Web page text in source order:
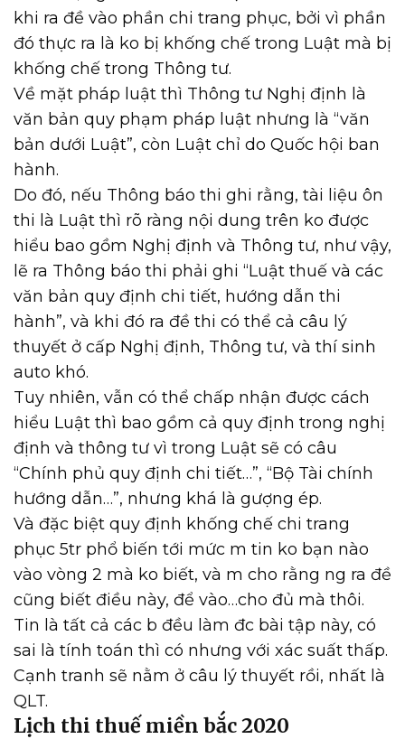
khi ra đề vào phần chi trang phục, bởi vì phần
đó thực ra là ko bị khống chế trong Luật mà bị
khống chế trong Thông tư.
Về mặt pháp luật thì Thông tư Nghị định là
văn bản quy phạm pháp luật nhưng là “văn
bản dưới Luật”, còn Luật chỉ do Quốc hội ban
hành.
Do đó, nếu Thông báo thi ghi rằng, tài liệu ôn
thi là Luật thì rõ ràng nội dung trên ko được
hiểu bao gồm Nghị định và Thông tư, như vậy,
lẽ ra Thông báo thi phải ghi “Luật thuế và các
văn bản quy định chi tiết, hướng dẫn thi
hành”, và khi đó ra đề thi có thể cả câu lý
thuyết ở cấp Nghị định, Thông tư, và thí sinh
auto khó.
Tuy nhiên, vẫn có thể chấp nhận được cách
hiểu Luật thì bao gồm cả quy định trong nghị
định và thông tư vì trong Luật sẽ có câu
“Chính phủ quy định chi tiết…”, “Bộ Tài chính
hướng dẫn…”, nhưng khá là gượng ép.
Và đặc biệt quy định khống chế chi trang
phục 5tr phổ biến tới mức m tin ko bạn nào
vào vòng 2 mà ko biết, và m cho rằng ng ra đề
cũng biết điều này, để vào…cho đủ mà thôi.
Tin là tất cả các b đều làm đc bài tập này, có
sai là tính toán thì có nhưng với xác suất thấp.
Cạnh tranh sẽ nằm ở câu lý thuyết rồi, nhất là
QLT.
Lịch thi thuế miền bắc 2020